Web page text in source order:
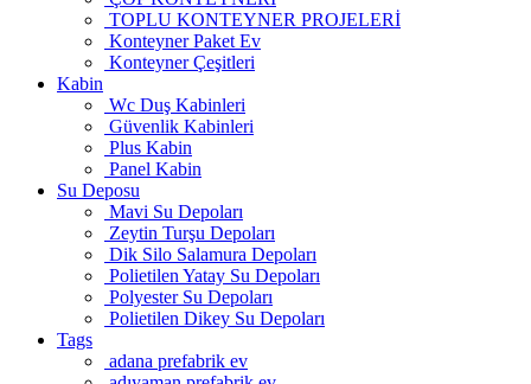
TOPLU KONTEYNER PROJELERİ
Konteyner Paket Ev
Konteyner Çeşitleri
Kabin
Wc Duş Kabinleri
Güvenlik Kabinleri
Plus Kabin
Panel Kabin
Su Deposu
Mavi Su Depoları
Zeytin Turşu Depoları
Dik Silo Salamura Depoları
Polietilen Yatay Su Depoları
Polyester Su Depoları
Polietilen Dikey Su Depoları
Tags
adana prefabrik ev